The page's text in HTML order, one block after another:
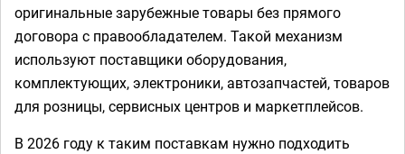
оригинальные зарубежные товары без прямого
договора с правообладателем. Такой механизм
используют поставщики оборудования,
комплектующих, электроники, автозапчастей, товаров
для розницы, сервисных центров и маркетплейсов.
В 2026 году к таким поставкам нужно подходить